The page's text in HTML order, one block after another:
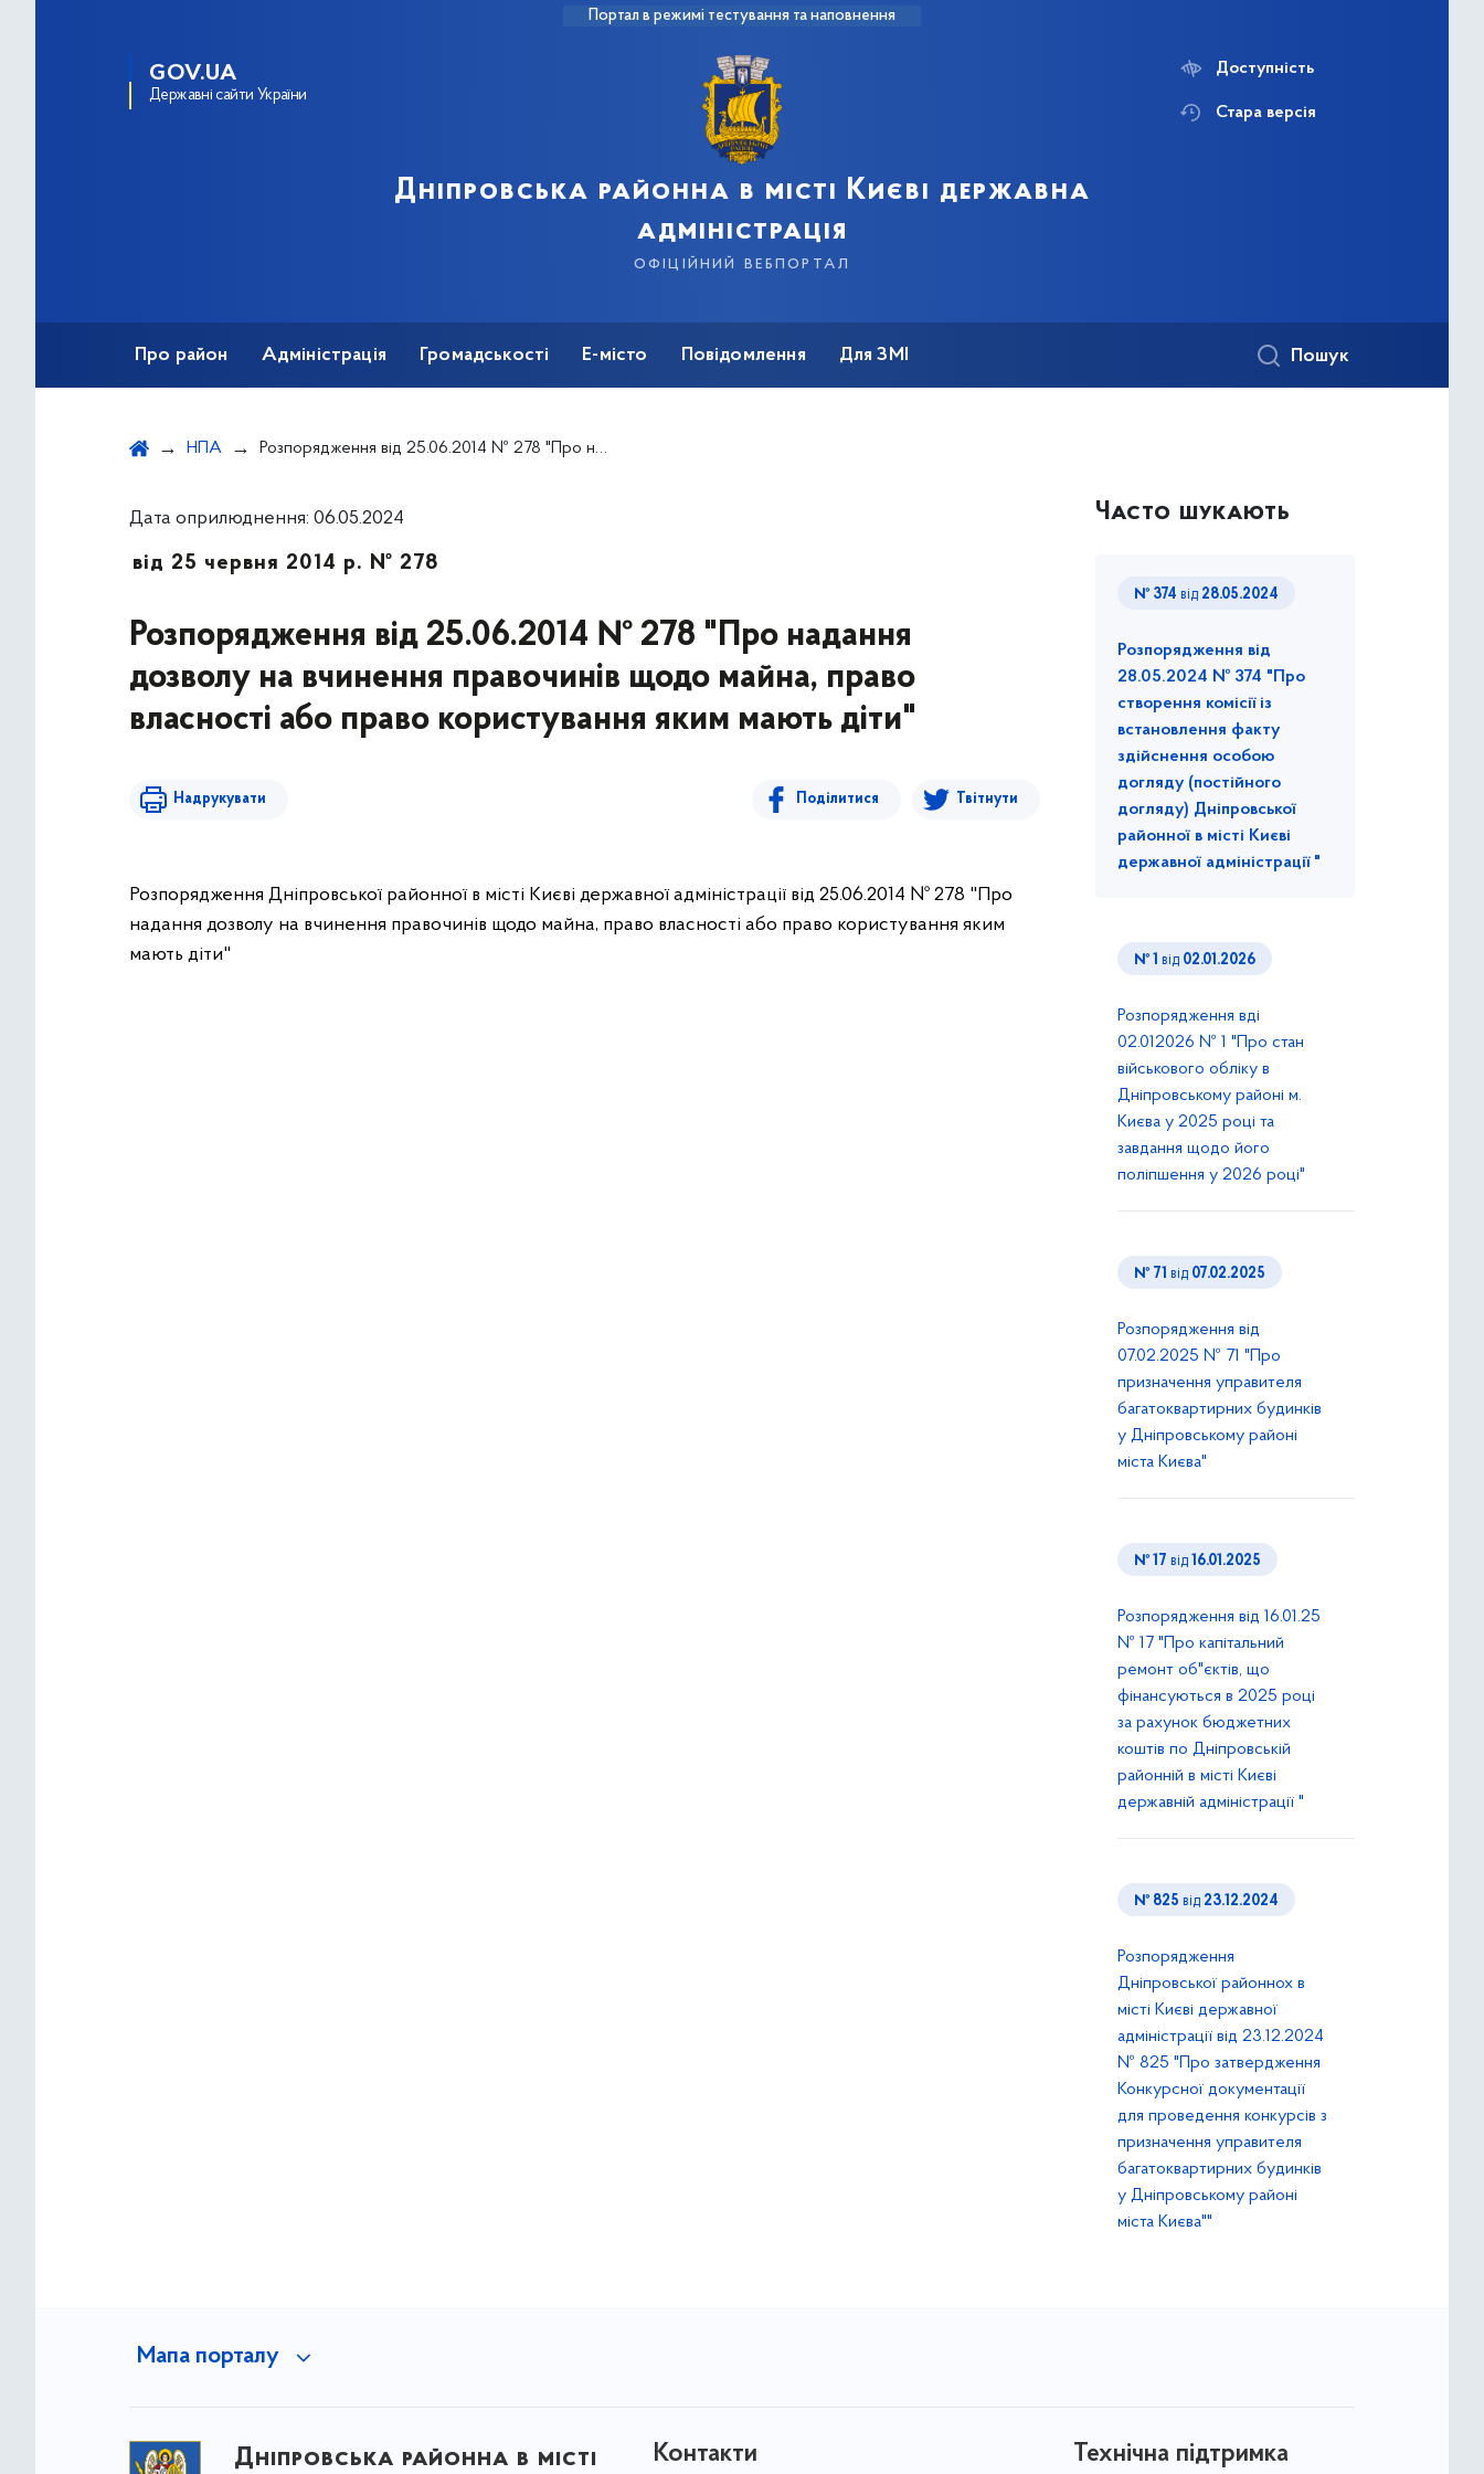
Портал в режимі тестування та наповнення
GOV.UA
Державні сайти України
Дніпровська районна в місті Києві державна
адміністрація
офіційний вебпортал
Доступність
Стара версія
Про район Адміністрація Громадськості Е-місто Повідомлення Для ЗМІ Пошук
НПА Розпорядження від 25.06.2014 № 278 "Про надання дозволу на вчинення правочинів щодо майна, право власності або право користування яким мають діти"
Дата оприлюднення: 06.05.2024
від 25 червня 2014 р. № 278
Розпорядження від 25.06.2014 № 278 "Про надання
дозволу на вчинення правочинів щодо майна, право
власності або право користування яким мають діти"
Надрукувати Поділитися Твітнути
Розпорядження Дніпровської районної в місті Києві державної адміністрації від 25.06.2014 № 278 "Про
надання дозволу на вчинення правочинів щодо майна, право власності або право користування яким
мають діти"
Часто шукають
№ 374 від 28.05.2024
Розпорядження від
28.05.2024 № 374 "Про
створення комісії із
встановлення факту
здійснення особою
догляду (постійного
догляду) Дніпровської
районної в місті Києві
державної адміністрації "
№ 1 від 02.01.2026
Розпорядження вді
02.012026 № 1 "Про стан
військового обліку в
Дніпровському районі м.
Києва у 2025 році та
завдання щодо його
поліпшення у 2026 році"
№ 71 від 07.02.2025
Розпорядження від
07.02.2025 № 71 "Про
призначення управителя
багатоквартирних будинків
у Дніпровському районі
міста Києва"
№ 17 від 16.01.2025
Розпорядження від 16.01.25
№ 17 "Про капітальний
ремонт об"єктів, що
фінансуються в 2025 році
за рахунок бюджетних
коштів по Дніпровській
районній в місті Києві
державній адміністрації "
№ 825 від 23.12.2024
Розпорядження
Дніпровської районнох в
місті Києві державної
адміністрації від 23.12.2024
№ 825 "Про затвердження
Конкурсної документації
для проведення конкурсів з
призначення управителя
багатоквартирних будинків
у Дніпровському районі
міста Києва""
Мапа порталу
Дніпровська районна в місті Контакти Технічна підтримка